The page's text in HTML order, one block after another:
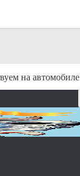
на автомобиле